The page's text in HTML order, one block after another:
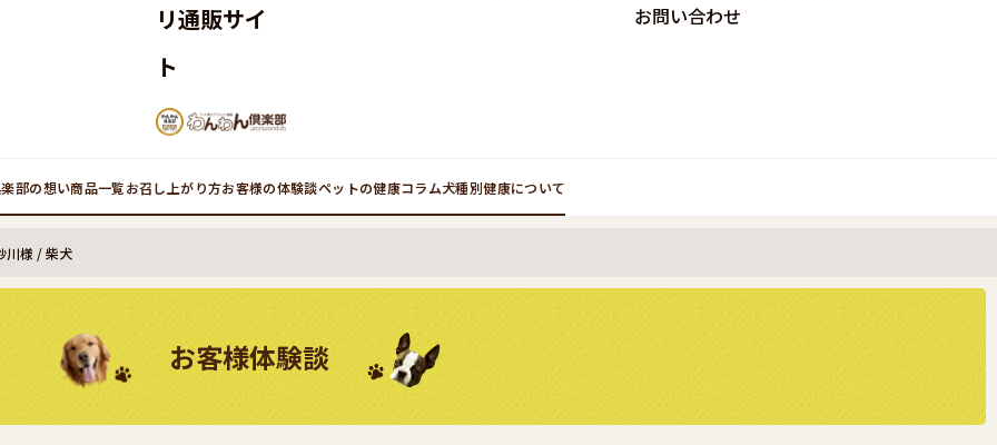
リ通販サイ
ト
お問い合わせ
部の想い商品一覧お召し上がり方お客様の体験談ペットの健康コラム犬種別健康について
様 / 柴犬
お客様体験談